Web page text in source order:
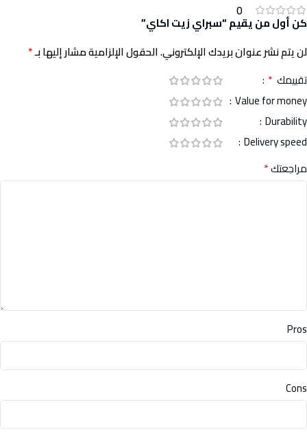
0
كن أول من يقيم “سبراي زيت اكاي”
لن يتم نشر عنوان بريدك الإلكتروني.الحقول الإلزامية مشار إليها بـ*
تقييمك *
Value for money
Durability
Delivery speed
مراجعتك*
Pros
Cons